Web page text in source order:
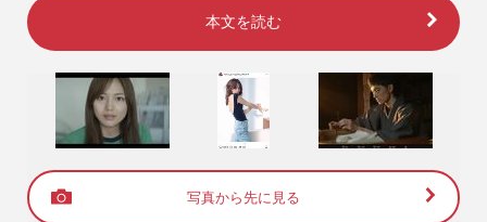
本文を読む
写真から先に見る